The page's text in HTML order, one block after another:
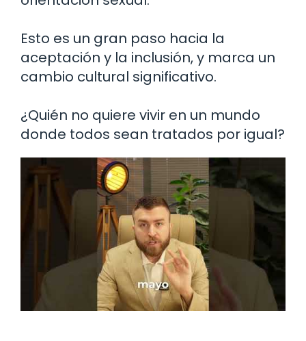
Esto es un gran paso hacia la
aceptación y la inclusión, y marca un
cambio cultural significativo.
¿Quién no quiere vivir en un mundo
donde todos sean tratados por igual?